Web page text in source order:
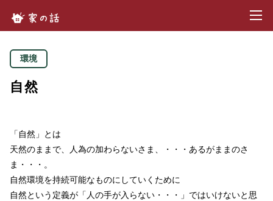
環境
自然
「自然」とは
天然のままで、人為の加わらないさま、・・・あるがままのさ
ま・・・。
自然環境を持続可能なものにしていくために
自然という定義が「人の手が入らない・・・」ではいけないと思